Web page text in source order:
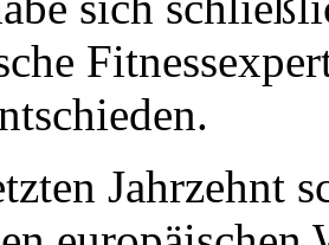
Jahrzehnt